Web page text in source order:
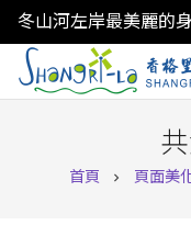
冬山河左岸最美麗的
首頁 chevron_right 頁面美